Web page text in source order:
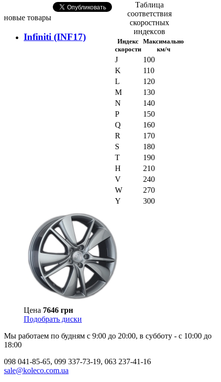
Таблица
соответствия
скоростных
индексов
Индекс
скорости
Максимально
км/ч
J
100
K
110
L
120
M
130
N
140
P
150
Q
160
R
170
S
180
T
190
H
210
V
240
W
270
Y
300
новые товары
Infiniti (INF17)
Цена 7646 грн
Подобрать диски
Мы работаем по будням с 9:00 до 20:00, в субботу - с 10:00 до
18:00
098 041-85-65, 099 337-73-19, 063 237-41-16
sale@koleco.com.ua